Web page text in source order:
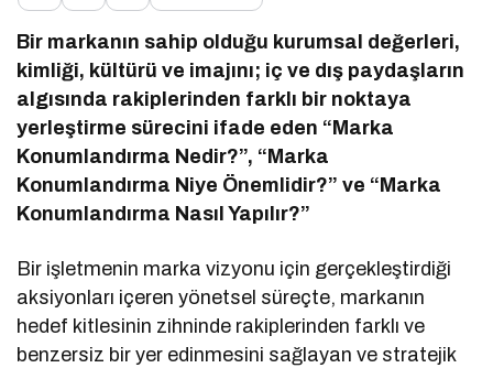
Bir markanın sahip olduğu kurumsal değerleri,
kimliği, kültürü ve imajını; iç ve dış paydaşların
algısında rakiplerinden farklı bir noktaya
yerleştirme sürecini ifade eden “Marka
Konumlandırma Nedir?”, “Marka
Konumlandırma Niye Önemlidir?” ve “Marka
Konumlandırma Nasıl Yapılır?”
Bir işletmenin marka vizyonu için gerçekleştirdiği
aksiyonları içeren yönetsel süreçte, markanın
hedef kitlesinin zihninde rakiplerinden farklı ve
benzersiz bir yer edinmesini sağlayan ve stratejik